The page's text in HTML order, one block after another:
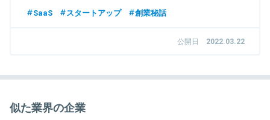
SaaS スタートアップ 創業秘話
公開日 2022.03.22
似た業界の企業